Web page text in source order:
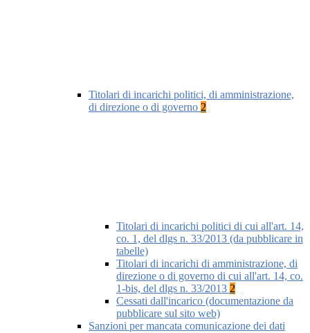
Titolari di incarichi politici, di amministrazione,
di direzione o di governo 2
Titolari di incarichi politici di cui all'art. 14,
co. 1, del dlgs n. 33/2013 (da pubblicare in
tabelle)
Titolari di incarichi di amministrazione, di
direzione o di governo di cui all'art. 14, co.
1-bis, del dlgs n. 33/2013 2
Cessati dall'incarico (documentazione da
pubblicare sul sito web)
Sanzioni per mancata comunicazione dei dati